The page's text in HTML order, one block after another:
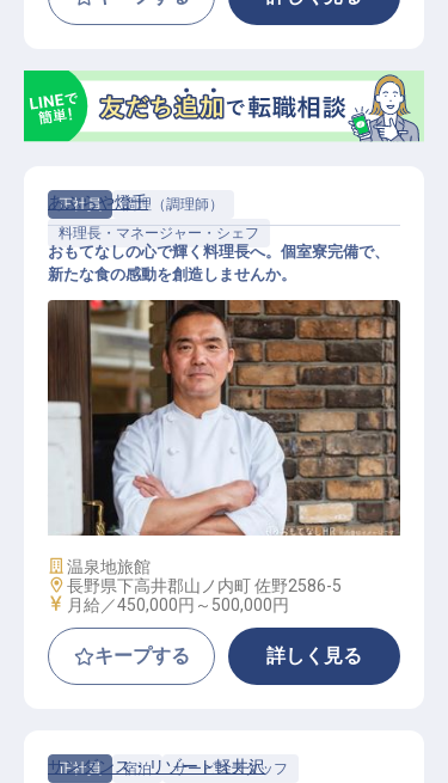
正社員
調理（調理師）
料理長・マネージャー・シェフ
料理長・料理長候補
あぶらや燈千
おもてなしの心で輝く料理長へ。個室寮完備で、
新たな食の感動を創造しませんか。
施設業態
温泉地旅館
勤務地
長野県下高井郡山ノ内町 佐野2586-5
給与
月給／450,000円～ 500,000円
キープする 詳しく見る
正社員 宿泊 サービススタッフ
サンダンス・リゾート軽井沢